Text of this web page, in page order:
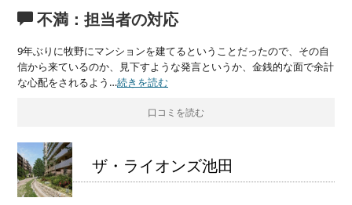
不満：担当者の対応
9年ぶりに牧野にマンションを建てるということだったので、その自
信から来ているのか、見下すような発言というか、金銭的な面で余計
な心配をされるよう…続きを読む
口コミを読む
ザ・ライオンズ池田